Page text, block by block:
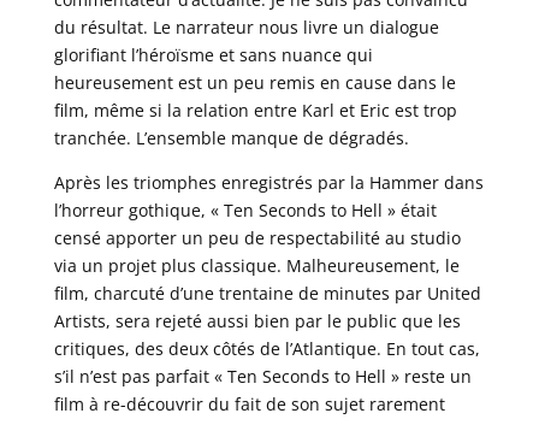
du résultat. Le narrateur nous livre un dialogue
glorifiant l’héroïsme et sans nuance qui
heureusement est un peu remis en cause dans le
film, même si la relation entre Karl et Eric est trop
tranchée. L’ensemble manque de dégradés.
Après les triomphes enregistrés par la Hammer dans
l’horreur gothique, « Ten Seconds to Hell » était
censé apporter un peu de respectabilité au studio
via un projet plus classique. Malheureusement, le
film, charcuté d’une trentaine de minutes par United
Artists, sera rejeté aussi bien par le public que les
critiques, des deux côtés de l’Atlantique. En tout cas,
s’il n’est pas parfait « Ten Seconds to Hell » reste un
film à re-découvrir du fait de son sujet rarement